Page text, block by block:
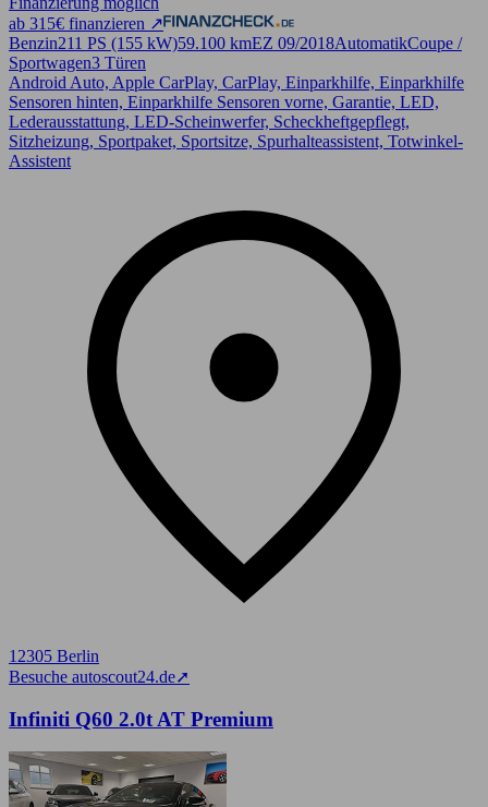
ab 315€ finanzieren ↗
Benzin211 PS (155 kW)59.100 kmEZ 09/2018AutomatikCoupe /
Sportwagen3 Türen
Android Auto, Apple CarPlay, CarPlay, Einparkhilfe, Einparkhilfe
Sensoren hinten, Einparkhilfe Sensoren vorne, Garantie, LED,
Lederausstattung, LED-Scheinwerfer, Scheckheftgepflegt,
Sitzheizung, Sportpaket, Sportsitze, Spurhalteassistent, Totwinkel-
Assistent
12305 Berlin
Besuche autoscout24.de➚
Infiniti Q60 2.0t AT Premium